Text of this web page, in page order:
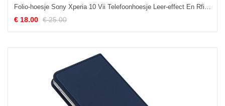
Folio-hoesje Sony Xperia 10 Vii Telefoonhoesje Leer-effect En Rfid-blokkering
€ 18.00 € 25.00